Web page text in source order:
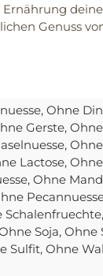
Ernährung
Genuss
, Ohne
Gerste,
,
Lactose,
, Ohne
Schalenfruechte
Soja, Ohne
Sulfit, Ohne